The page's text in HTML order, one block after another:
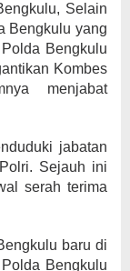
Selain
Bengkulu yang
Bengkulu
Kombes
menjabat
jabatan
Sejauh ini
serah terima
baru di
Bengkulu